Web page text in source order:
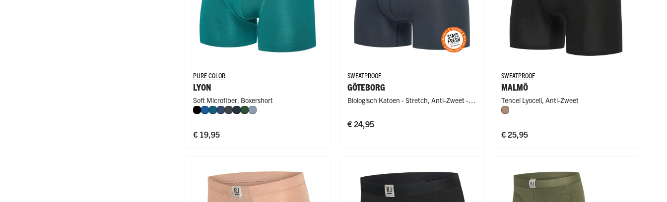
PURE COLOR
LYON
Soft Microfiber, Boxershort
Zwart
Blauw
Petrol
Donkerblauw
Donkergrijs
Navy
Donkergroen
Steel Blue
€ 19,95
SWEATPROOF
GÖTEBORG
Biologisch Katoen - Stretch, Anti-Zweet -
€ 24,95
SWEATPROOF
MALMÖ
Tencel Lyocell,Anti-Zweet
Natural
€ 25,95